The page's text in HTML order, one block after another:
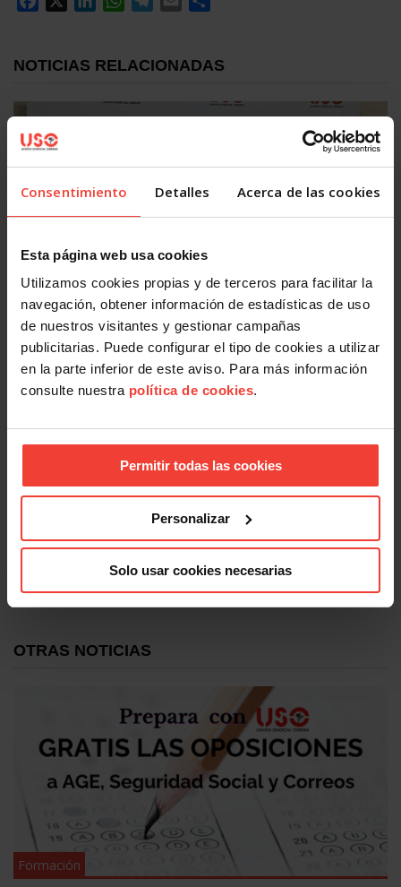
Consentimiento Detalles Acerca de las cookies
Esta página web usa cookies
Utilizamos cookies propias y de terceros para facilitar la
navegación, obtener información de estadísticas de uso
de nuestros visitantes y gestionar campañas
publicitarias. Puede configurar el tipo de cookies a utilizar
en la parte inferior de este aviso. Para más información
consulte nuestra política de cookies.
Permitir todas las cookies
Personalizar
Solo usar cookies necesarias
NOTICIAS RELACIONADAS
Formación
Fijar población joven en el mundo rural: el futuro
demográfico, a debate
22 OCTUBRE, 2025
14 OCTUBRE, 2025
OTRAS NOTICIAS
Formación